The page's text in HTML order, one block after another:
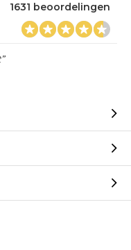
1631 beoordelingen